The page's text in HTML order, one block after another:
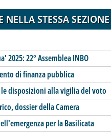
NELLA STESSA SEZIONE
2025: 22° Assemblea INBO
di finanza pubblica
disposizioni alla vigilia del voto
dossier della Camera
per la Basilicata